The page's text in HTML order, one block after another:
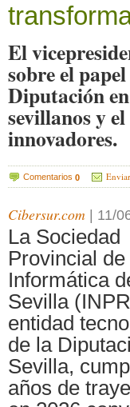
El
sobre el
Diputación
sevillanos y
innovadores.
Comentarios 0 Enviar
Cibersur.com 11/
La Sociedad
Provincial de
Informática
Sevilla
entidad
de la
Sevilla,
años de